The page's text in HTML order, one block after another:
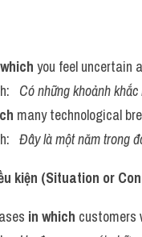
you feel uncertain
Có những khoảnh
many technological
Đây là một năm trong
kiện (Situation or
in which customers